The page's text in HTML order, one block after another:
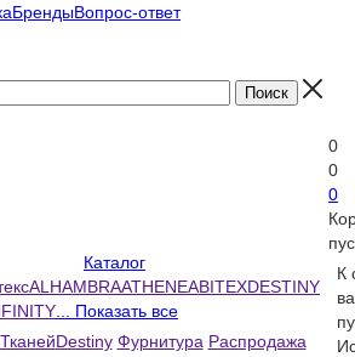
БрендыВопрос-ответ
Каталог
ALHAMBRAATHENEABITEXDESTINY
... Показать все
Destiny Фурнитура Распродажа
0
0
0
К